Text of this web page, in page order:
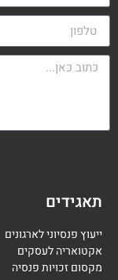
תאגידים
ייעוץ פנסיוני לארגונים
אקטואריה לעסקים
מקסום זכויות פנסיה